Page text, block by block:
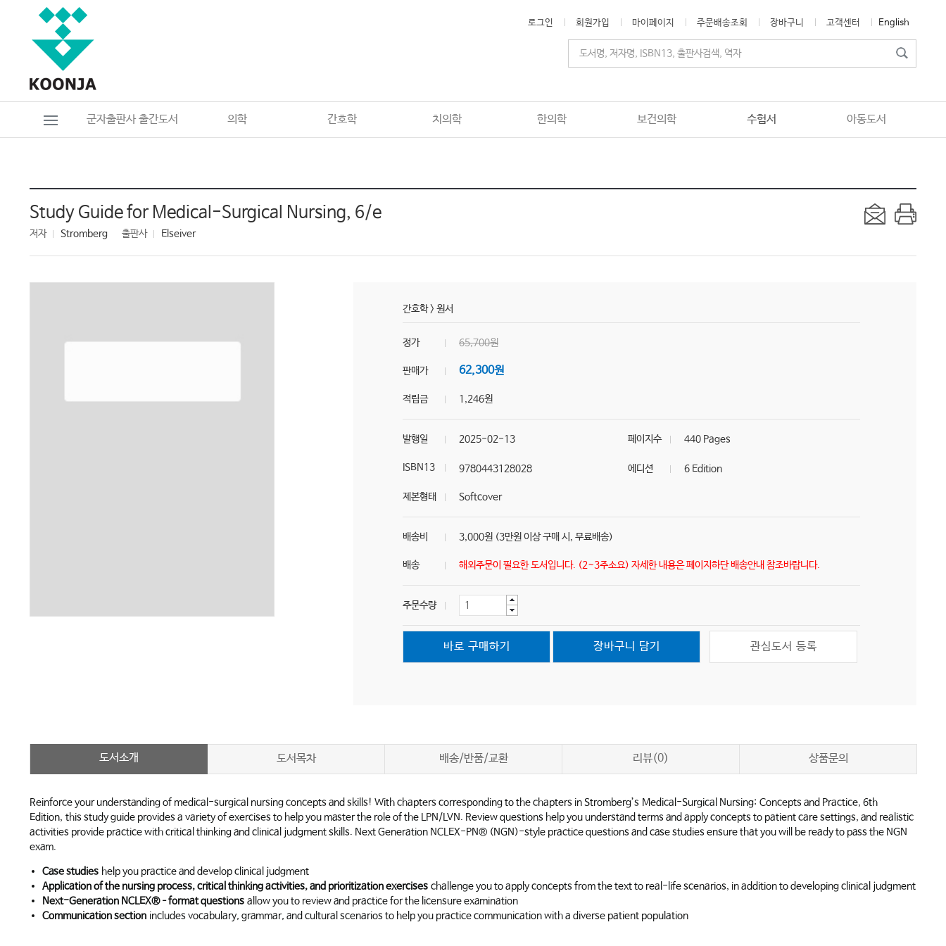
로그인 회원가입 마이페이지 주문배송조회 장바구니 고객센터 English
군자출판사 출간도서 의학 간호학 치의학 한의학 보건의학 수험서 아동도서
Study Guide for Medical-Surgical Nursing, 6/e
저자 Stromberg 출판사 Elseiver
간호학> 원서
정가 65,700원
판매가 62,300원
적립금 1,246원
발행일 2025-02-13 페이지수 440 Pages
ISBN13 9780443128028 에디션 6 Edition
제본형태 Softcover
배송비 3,000원 (3만원 이상 구매 시, 무료배송)
배송 해외주문이 필요한 도서입니다. (2~3주소요) 자세한 내용은 페이지하단 배송안내 참조바랍니다.
주문수량
바로 구매하기 장바구니 담기 관심도서 등록
도서소개 도서목차 배송/반품/교환 리뷰(0) 상품문의
Reinforce your understanding of medical-surgical nursing concepts and skills! With chapters corresponding to the chapters in Stromberg’s Medical-Surgical Nursing: Concepts and Practice, 6th
Edition, this study guide provides a variety of exercises to help you master the role of the LPN/LVN. Review questions help you understand terms and apply concepts to patient care settings, and realistic
activities provide practice with critical thinking and clinical judgment skills. Next Generation NCLEX-PN® (NGN)-style practice questions and case studies ensure that you will be ready to pass the NGN
exam.
Case studies help you practice and develop clinical judgment
Application of the nursing process, critical thinking activities, and prioritization exercises challenge you to apply concepts from the text to real-life scenarios, in addition to developing clinical judgment
Next-Generation NCLEX®–format questions allow you to review and practice for the licensure examination
Communication section includes vocabulary, grammar, and cultural scenarios to help you practice communication with a diverse patient population